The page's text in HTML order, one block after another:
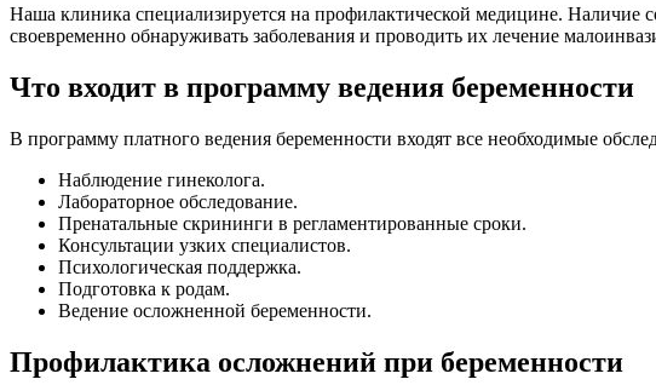
Наша клиника специализируется на профилактической медицине. Наличие
своевременно обнаруживать заболевания и проводить их лечение
Что входит в программу ведения беременности
В программу платного ведения беременности входят все необходимые
Наблюдение гинеколога.
Лабораторное обследование.
Пренатальные скрининги в регламентированные сроки.
Консультации узких специалистов.
Психологическая поддержка.
Подготовка к родам.
Ведение осложненной беременности.
Профилактика осложнений при беременности